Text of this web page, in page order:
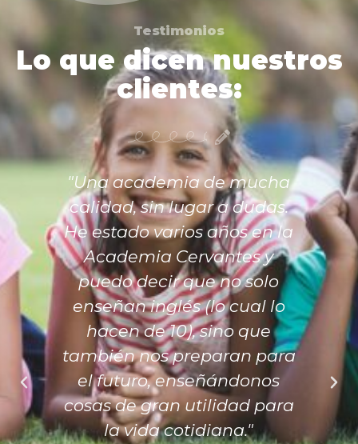
Testimonios
Lo que dicen nuestros
clientes:
"Una academia de mucha
calidad, sin lugar a dudas.
He estado varios años en la
Academia Cervantes y
puedo decir que no solo
enseñan inglés (lo cual lo
hacen de 10), sino que
también nos preparan para
el futuro, enseñándonos
cosas de gran utilidad para
la vida cotidiana."